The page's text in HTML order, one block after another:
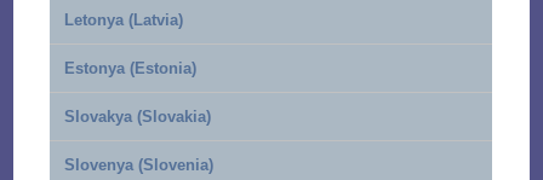
Letonya (Latvia)
Estonya (Estonia)
Slovakya (Slovakia)
Slovenya (Slovenia)